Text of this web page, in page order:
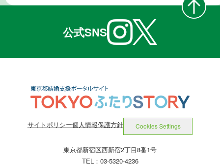
公式SNS
サイトポリシー個人情報保護方針 Cookies Settings
東京都新宿区西新宿2丁目8番1号
TEL：03-5320-4236